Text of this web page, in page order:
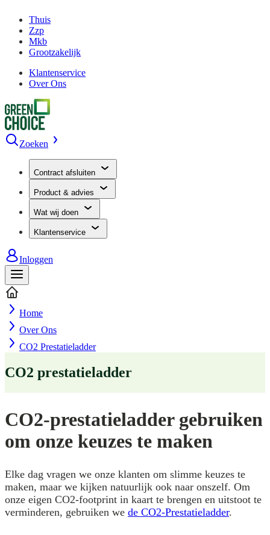
Thuis
Zzp
Mkb
Grootzakelijk
Klantenservice
Over Ons
Zoeken
Contract afsluiten
Product & advies
Wat wij doen
Klantenservice
Inloggen
Home
Over Ons
CO2 Prestatieladder
CO2 prestatieladder
CO2-prestatieladder gebruiken
om onze keuzes te maken
Elke dag vragen we onze klanten om slimme keuzes te
maken, maar we kijken natuurlijk ook naar onszelf. Om
onze eigen CO2-footprint in kaart te brengen en uitstoot te
verminderen, gebruiken we de CO2-Prestatieladder.